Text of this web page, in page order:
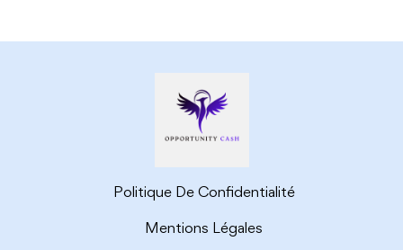
Politique De Confidentialité
Mentions Légales